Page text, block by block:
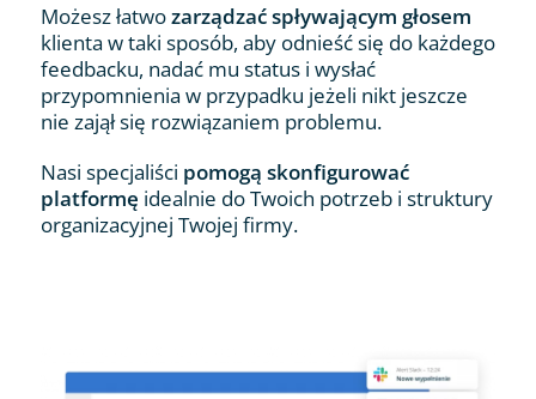
Możesz łatwozarządzać spływającym głosem
klienta w taki sposób, aby odnieść się do każdego
feedbacku, nadać mu status i wysłać
przypomnienia w przypadku jeżeli nikt jeszcze
nie zajął się rozwiązaniem problemu.
Nasi specjaliści pomogą skonfigurować
platformę idealnie do Twoich potrzeb i struktury
organizacyjnej Twojej firmy.